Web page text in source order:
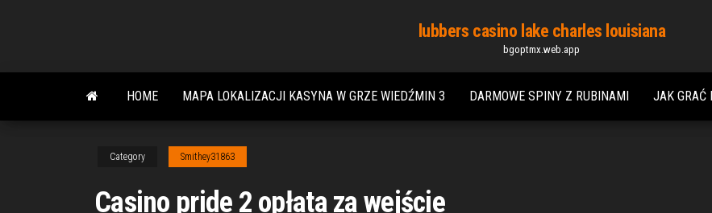
content
lubbers casino lake charles louisiana
bgoptmx.web.app
HOME MAPA LOKALIZACJI KASYNA W GRZE WIEDŹMIN 3 DARMOWE SPINY Z RUBINAMI JAK GRAĆ
Category Smithey31863
Casino pride 2 opłata za wejście